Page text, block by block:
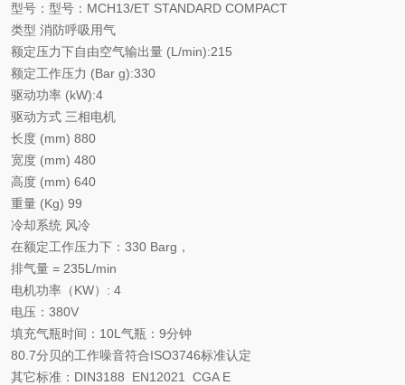
型号：型号：MCH13/ET STANDARD COMPACT
类型 消防呼吸用气
额定压力下自由空气输出量 (L/min):215
额定工作压力 (Bar g):330
驱动功率 (kW):4
驱动方式 三相电机
长度 (mm) 880
宽度 (mm) 480
高度 (mm) 640
重量 (Kg) 99
冷却系统 风冷
在额定工作压力下：330 Barg，
排气量 = 235L/min
电机功率（KW）: 4
电压：380V
填充气瓶时间：10L气瓶：9分钟
80.7分贝的工作噪音符合ISO3746标准认定
其它标准：DIN3188 EN12021 CGA E